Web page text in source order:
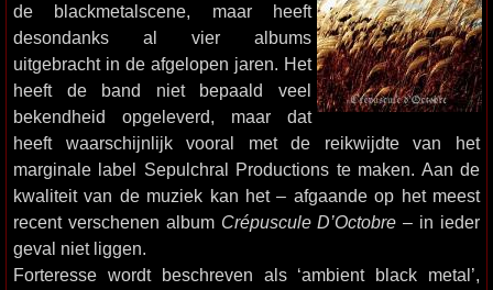
de blackmetalscene, maar heeft
desondanks al vier albums
uitgebracht in de afgelopen jaren. Het
heeft de band niet bepaald veel
bekendheid opgeleverd, maar dat
heeft waarschijnlijk vooral met de reikwijdte van het
marginale label Sepulchral Productions te maken. Aan de
kwaliteit van de muziek kan het – afgaande op het meest
recent verschenen album Crépuscule D’Octobre – in ieder
geval niet liggen.
Forteresse wordt beschreven als ‘ambient black metal’,